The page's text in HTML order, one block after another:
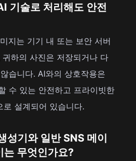
기술로 처리해도 안전
지는 기기 내 또는 보안 서버
하의 사진은 저장되거나 다
습니다. AI와의 상호작용은
수 있는 안전하고 프라이빗한
로 설계되어 있습니다.
성기와 일반 SNS 메이
는 무엇인가요?